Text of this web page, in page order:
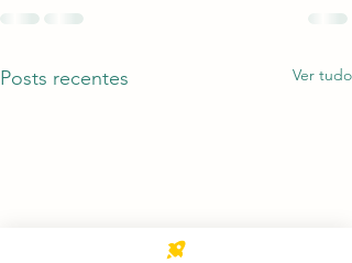
Posts recentes Ver tudo